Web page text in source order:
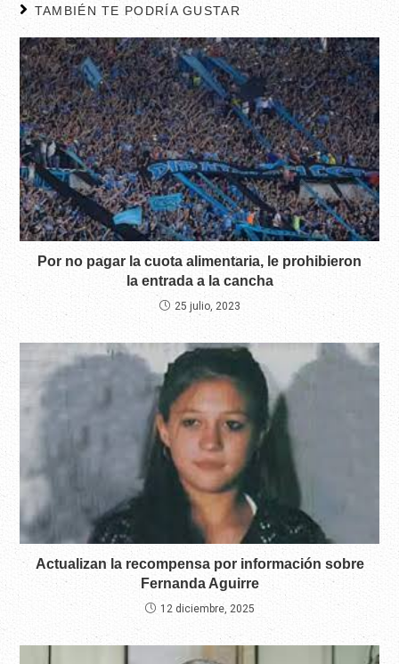
TAMBIÉN TE PODRÍA GUSTAR
Por no pagar la cuota alimentaria, le prohibieron
la entrada a la cancha
25 julio, 2023
Actualizan la recompensa por información sobre
Fernanda Aguirre
12 diciembre, 2025